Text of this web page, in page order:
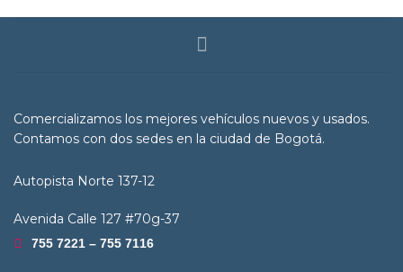
Comercializamos los mejores vehículos nuevos y usados.
Contamos con dos sedes en la ciudad de Bogotá.
Autopista Norte 137-12
Avenida Calle 127 #70g-37
755 7221 – 755 7116